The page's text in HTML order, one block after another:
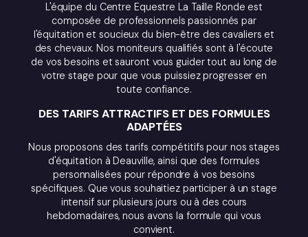
L'équipe du Centre Equestre La Taille Ronde est
composée de professionnels passionnés par
l'équitation et soucieux du bien-être des cavaliers et
des chevaux. Nos moniteurs qualifiés sont à l'écoute
de vos besoins et sauront vous guider tout au long de
votre stage pour que vous puissiez progresser en
toute confiance.
DES TARIFS ATTRACTIFS ET DES FORMULES
ADAPTÉES
Nous proposons des tarifs compétitifs pour nos stages
d'équitation à Deauville, ainsi que des formules
personnalisées pour répondre à vos besoins
spécifiques. Que vous souhaitiez participer à un stage
intensif sur plusieurs jours ou à des cours
hebdomadaires, nous avons la formule qui vous
convient.